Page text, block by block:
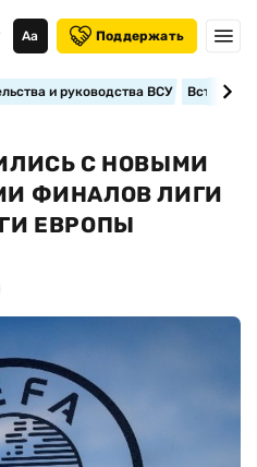
Аа Поддержать
и руководства ВСУ
С НОВЫМИ
ФИНАЛОВ ЛИГИ
ЕВРОПЫ